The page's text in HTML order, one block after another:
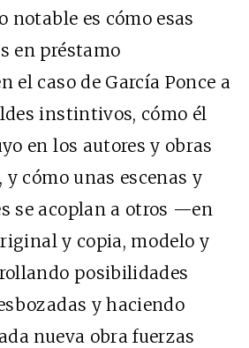
notable es cómo esas
en préstamo
el caso de García Ponce a
instintivos, cómo él
en los autores y obras
y cómo unas escenas y
se acoplan a otros —en
y copia, modelo y
posibilidades
y haciendo
nueva obra fuerzas